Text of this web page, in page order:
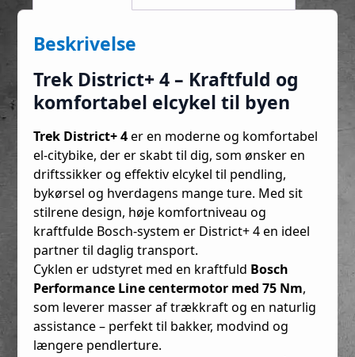
Beskrivelse
Trek District+ 4 – Kraftfuld og
komfortabel elcykel til byen
Trek District+ 4er en moderne og komfortabel
el-citybike, der er skabt til dig, som ønsker en
driftssikker og effektiv elcykel til pendling,
bykørsel og hverdagens mange ture. Med sit
stilrene design, høje komfortniveau og
kraftfulde Bosch-system er District+ 4 en ideel
partner til daglig transport.
Cyklen er udstyret med en kraftfuld Bosch
Performance Line centermotor med 75 Nm,
som leverer masser af trækkraft og en naturlig
assistance – perfekt til bakker, modvind og
længere pendlerture.